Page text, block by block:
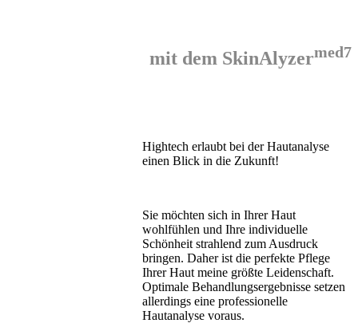
mit dem SkinAlyzermed7
Hightech erlaubt bei der Hautanalyse
einen Blick in die Zukunft!
Sie möchten sich in Ihrer Haut
wohlfühlen und Ihre individuelle
Schönheit strahlend zum Ausdruck
bringen. Daher ist die perfekte Pflege
Ihrer Haut meine größte Leidenschaft.
Optimale Behandlungsergebnisse setzen
allerdings eine professionelle
Hautanalyse voraus.